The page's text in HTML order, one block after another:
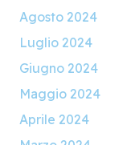
Agosto 2024
Luglio 2024
Giugno 2024
Maggio 2024
Aprile 2024